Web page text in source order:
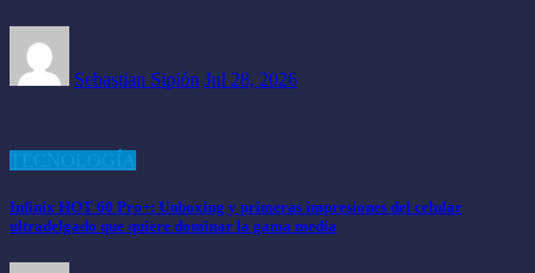
Sebastian Sipión Jul 28, 2026
Infinix HOT 60 Pro+: Unboxing y primeras impresiones del celular
ultradelgado que quiere dominar la gama media